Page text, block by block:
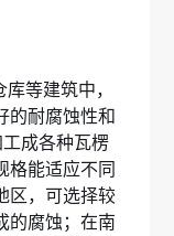
等建筑中，
的耐腐蚀性和
成各种瓦楞
格能适应不同
区，可选择较
的腐蚀；在南